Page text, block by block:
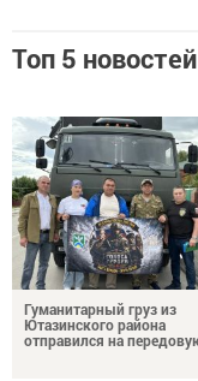
Топ 5 новостей
Гуманитарный груз из
Ютазинского района
отправился на